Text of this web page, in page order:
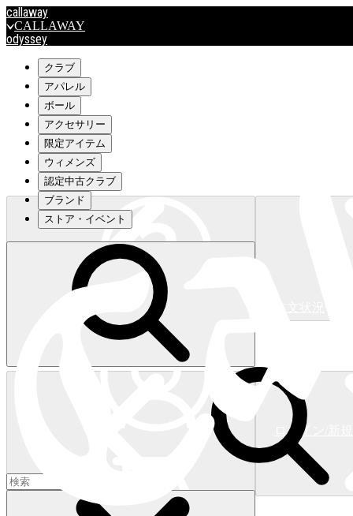
callaway
CALLAWAY
odyssey
travismathew
outlet
OUTLET
キャロウェイアパレルはこちら>>>
キャロウェイアパレルはこちら>>>
ログイン/新
クラブ
アパレル
ボール
アクセサリー
限定アイテム
ウィメンズ
認定中古クラブ
ブランド
ストア・イベント